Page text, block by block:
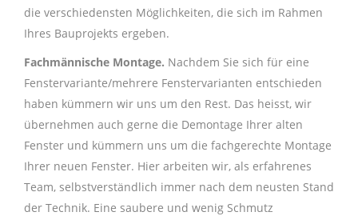
die verschiedensten Möglichkeiten, die sich im Rahmen
Ihres Bauprojekts ergeben.
Fachmännische Montage. Nachdem Sie sich für eine
Fenstervariante/mehrere Fenstervarianten entschieden
haben kümmern wir uns um den Rest. Das heisst, wir
übernehmen auch gerne die Demontage Ihrer alten
Fenster und kümmern uns um die fachgerechte Montage
Ihrer neuen Fenster. Hier arbeiten wir, als erfahrenes
Team, selbstverständlich immer nach dem neusten Stand
der Technik. Eine saubere und wenig Schmutz